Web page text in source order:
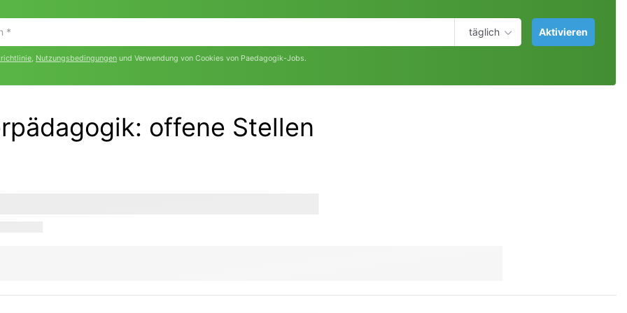
täglich Aktivieren
, Nutzungsbedingungen und Verwendung von Cookies von Paedagogik-Jobs.
offene Stellen